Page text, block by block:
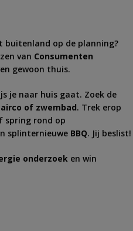
buitenland op de planning?
van Consumenten
gewoon thuis.
je naar huis gaat. Zoek de
of zwembad. Trek erop
spring rond op
splinternieuwe BBQ. Jij beslist!
onderzoek en win